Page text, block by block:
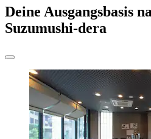
Deine Ausgangsbasis
Suzumushi-dera